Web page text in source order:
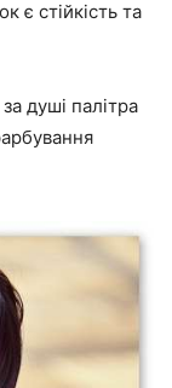
є стійкість та
душі палітра